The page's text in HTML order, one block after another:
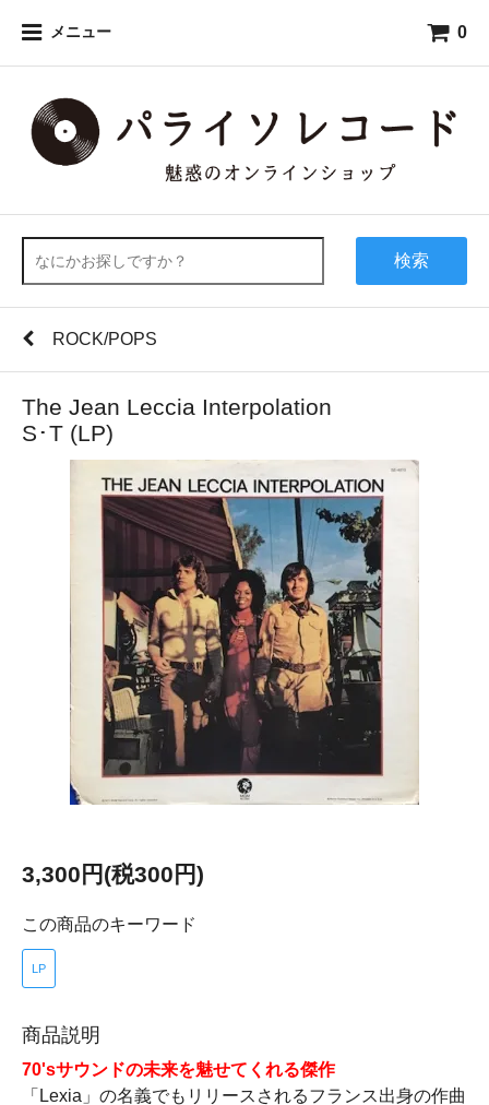
メニュー 0
検索
ROCK/POPS
The Jean Leccia Interpolation
S･T (LP)
3,300円(税300円)
この商品のキーワード
LP
商品説明
70'sサウンドの未来を魅せてくれる傑作
「Lexia」の名義でもリリースされるフランス出身の作曲